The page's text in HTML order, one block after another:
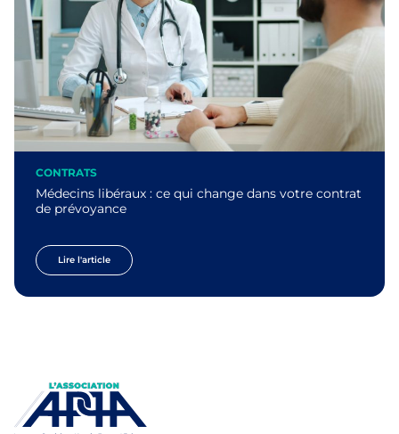
CONTRATS
Médecins libéraux : ce qui change dans votre contrat
de prévoyance
Lire l'article